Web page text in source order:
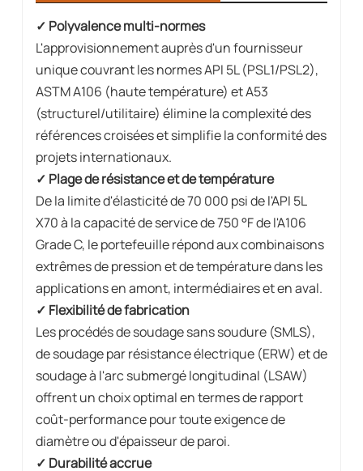
✓ Polyvalence multi-normes
L'approvisionnement auprès d'un fournisseur
unique couvrant les normes API 5L (PSL1/PSL2),
ASTM A106 (haute température) et A53
(structurel/utilitaire) élimine la complexité des
références croisées et simplifie la conformité des
projets internationaux.
✓ Plage de résistance et de température
De la limite d'élasticité de 70 000 psi de l'API 5L
X70 à la capacité de service de 750 °F de l'A106
Grade C, le portefeuille répond aux combinaisons
extrêmes de pression et de température dans les
applications en amont, intermédiaires et en aval.
✓ Flexibilité de fabrication
Les procédés de soudage sans soudure (SMLS),
de soudage par résistance électrique (ERW) et de
soudage à l'arc submergé longitudinal (LSAW)
offrent un choix optimal en termes de rapport
coût-performance pour toute exigence de
diamètre ou d'épaisseur de paroi.
✓ Durabilité accrue